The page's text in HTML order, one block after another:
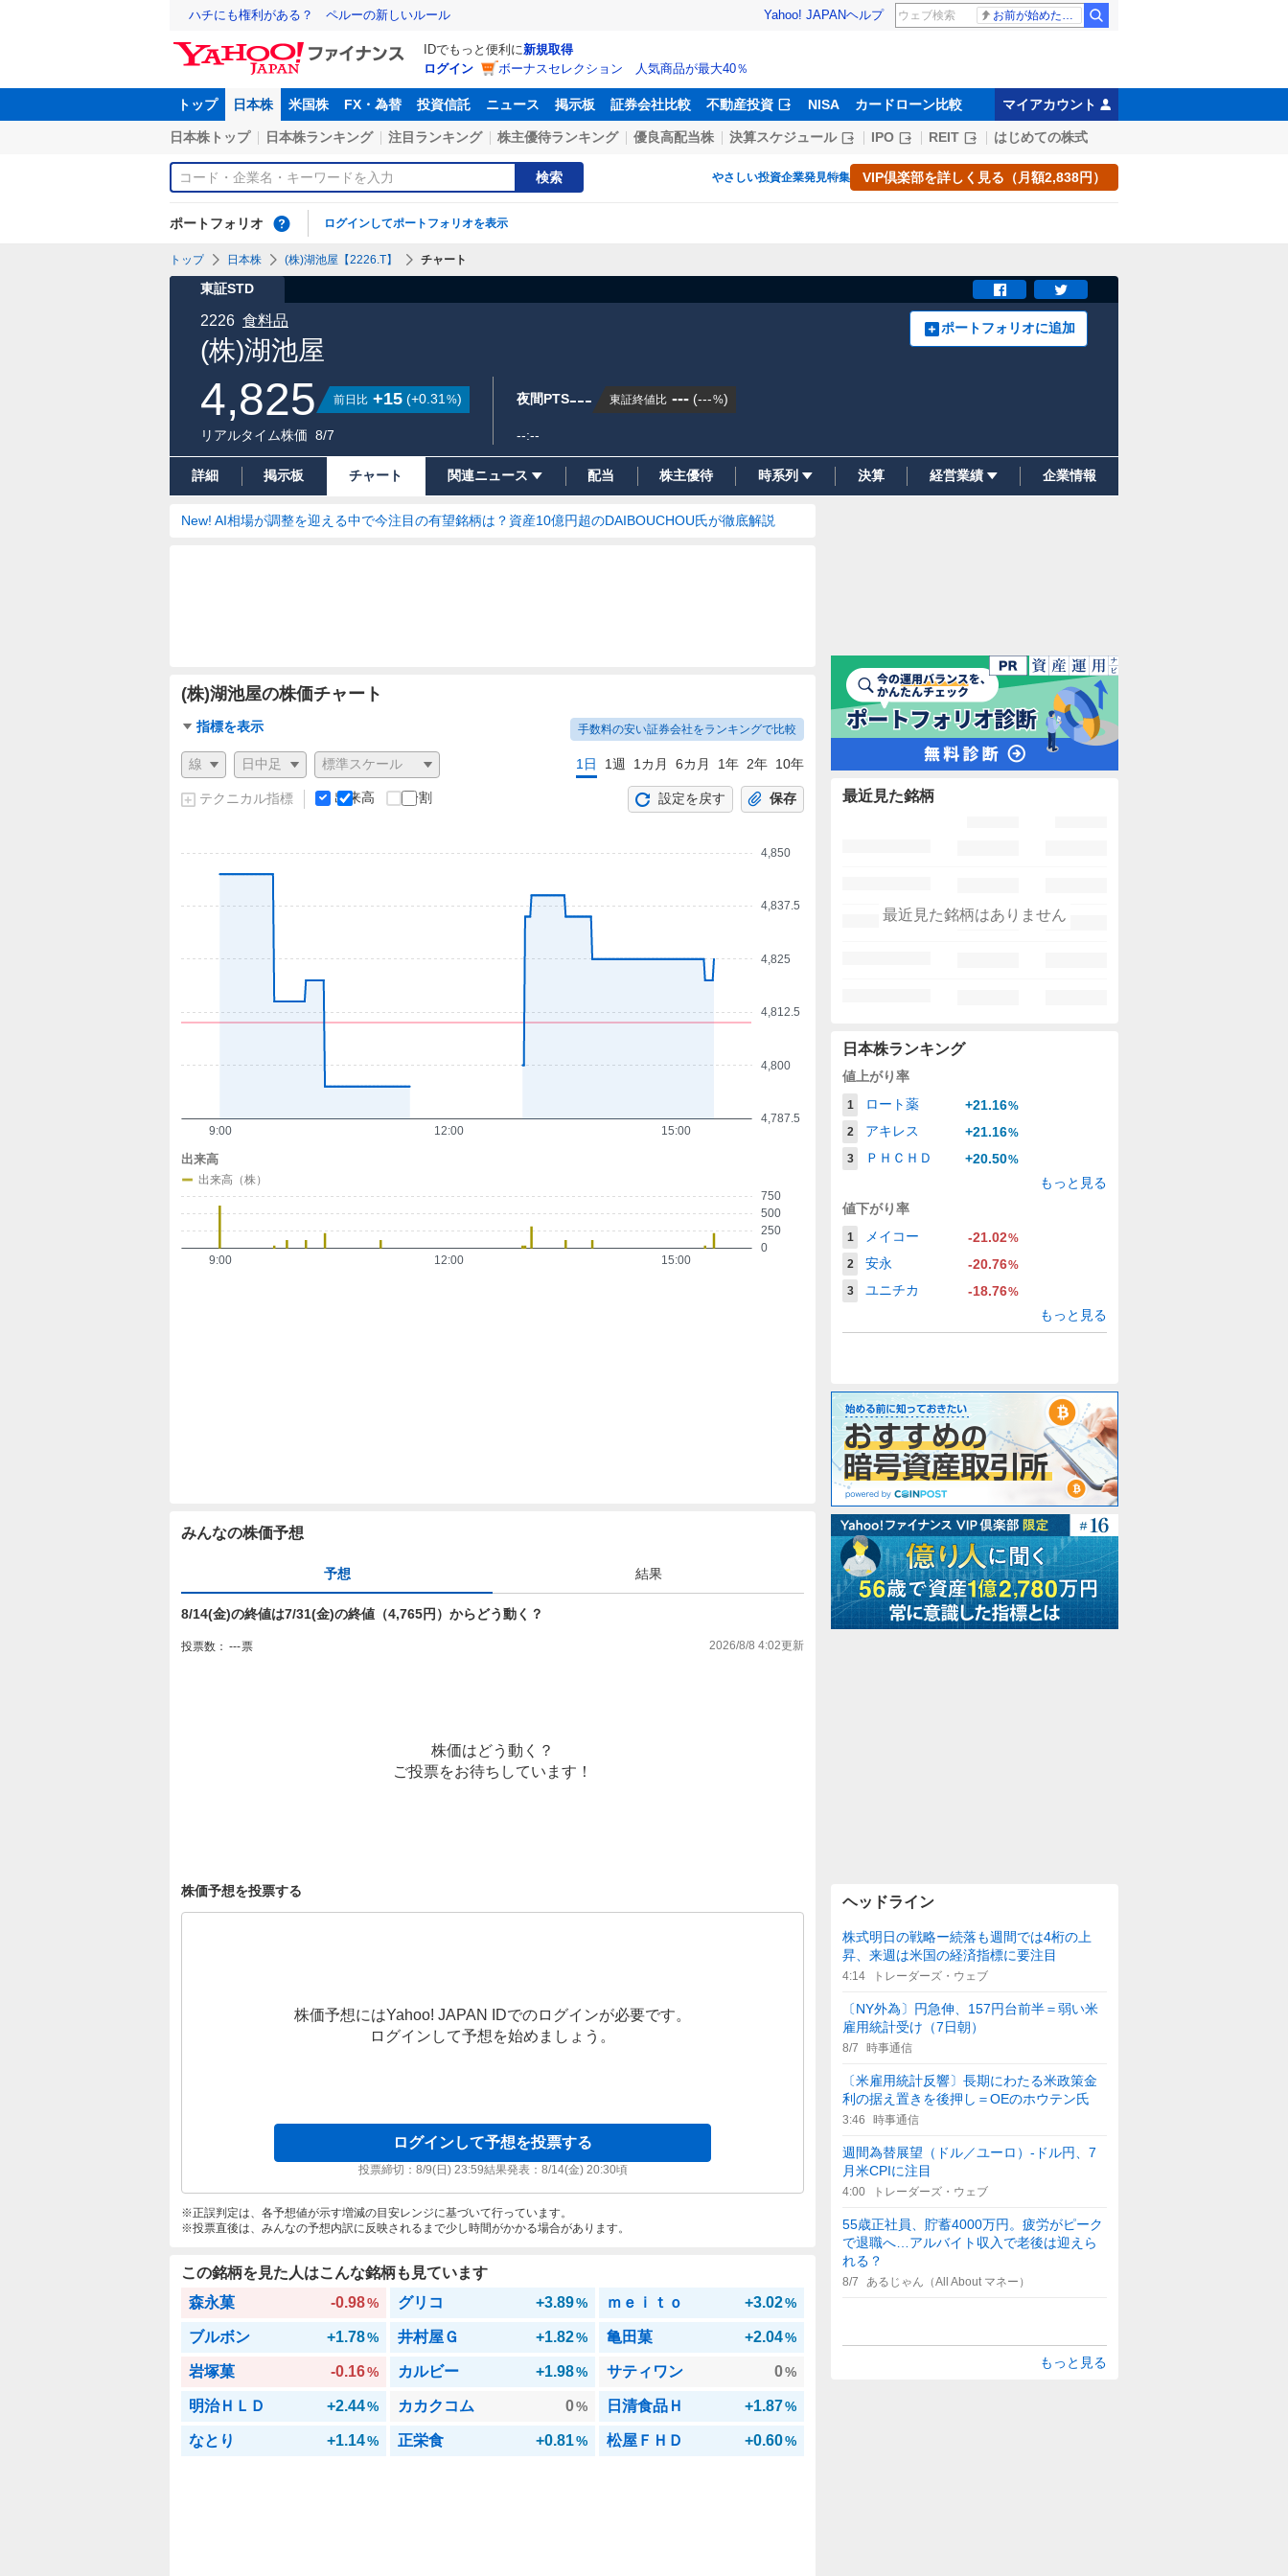
ハチにも権利がある？ ペルーの新しいルール Yahoo! JAPANヘルプ お前が始めた物語だろ
IDでもっと便利に新規取得
ログイン
ボーナスセレクション 人気商品が最大40％
トップ 日本株 米国株 FX・為替 投資信託 ニュース 掲示板 証券会社比較 不動産投資 NISA カードローン比較 マイアカウント
日本株トップ 日本株ランキング 注目ランキング 株主優待ランキング 優良高配当株 決算スケジュール IPO REIT はじめての株式
検索 やさしい投資企業発見特集 VIP倶楽部を詳しく見る（月額2,838円）
ポートフォリオ ログインしてポートフォリオを表示
トップ 日本株 (株)湖池屋【2226.T】 チャート
東証STD
(株)湖池屋
2226 食料品 ポートフォリオに追加
4,825 前日比 +15 (+0.31%)
リアルタイム株価 8/7
夜間PTS--- 東証終値比 --- (---%)
--:--
詳細 掲示板 チャート 関連ニュース 配当 株主優待 時系列 決算 経営業績 企業情報
New! AI相場が調整を迎える中で今注目の有望銘柄は？資産10億円超のDAIBOUCHOU氏が徹底解説
(株)湖池屋の株価チャート
チ
ャ
ー
ト
指
手数料の安い証券会社をランキングで比較
指標を表示
チ
ャ
ー
設
1日 1週 1カ月 6カ月 1年 2年 10年
テクニカル指標 出来高 分割 設定を戻す 保存
4,787.5
4,800
4,812.5
4,825
4,837.5
4,850
9:00 12:00 15:00
0
250
500
750
9:00 12:00 15:00
出来高
出来高（株）
みんなの株価予想
予想 結果
8/14(金)の終値は7/31(金)の終値（4,765円）からどう動く？
投票数： ---票 2026/8/8 4:02更新
株価はどう動く？
ご投票をお待ちしています！
株価予想を投票する
株価予想にはYahoo! JAPAN IDでのログインが必要です。
ログインして予想を始めましょう。
ログインして予想を投票する
投票締切： 8/9(日) 23:59結果発表： 8/14(金) 20:30頃
正誤判定は、各予想値が示す増減の目安レンジに基づいて行っています。
投票直後は、みんなの予想内訳に反映されるまで少し時間がかかる場合があります。
この銘柄を見た人はこんな銘柄も見ています
森永菓
-0.98% グリコ +3.89% ｍｅｉｔｏ +3.02%
ブルボン +1.78% 井村屋Ｇ +1.82% 亀田菓 +2.04%
岩塚菓 -0.16% カルビー +1.98% サティワン 0%
明治ＨＬＤ +2.44% カカクコム 0% 日清食品Ｈ +1.87%
なとり +1.14% 正栄食 +0.81% 松屋ＦＨＤ +0.60%
最近見た銘柄
最近見た銘柄はありません
日本株ランキング
値上がり率
1 ロート薬 +21.16%
2
アキレス +21.16%
3
ＰＨＣＨＤ +20.50%
もっと見る
値下がり率
1 メイコー -21.02%
2
安永 -20.76%
3
ユニチカ -18.76%
もっと見る
ヘッドライン
株式明日の戦略ー続落も週間では4桁の上
昇、来週は米国の経済指標に要注目
4:14 トレーダーズ・ウェブ
〔NY外為〕円急伸、157円台前半＝弱い米
雇用統計受け（7日朝）
8/7 時事通信
〔米雇用統計反響〕長期にわたる米政策金
利の据え置きを後押し＝OEのホウテン氏
3:46 時事通信
週間為替展望（ドル／ユーロ）-ドル円、7
月米CPIに注目
4:00 トレーダーズ・ウェブ
55歳正社員、貯蓄4000万円。疲労がピーク
で退職へ…アルバイト収入で老後は迎えら
れる？
8/7 あるじゃん（All About マネー）
もっと見る